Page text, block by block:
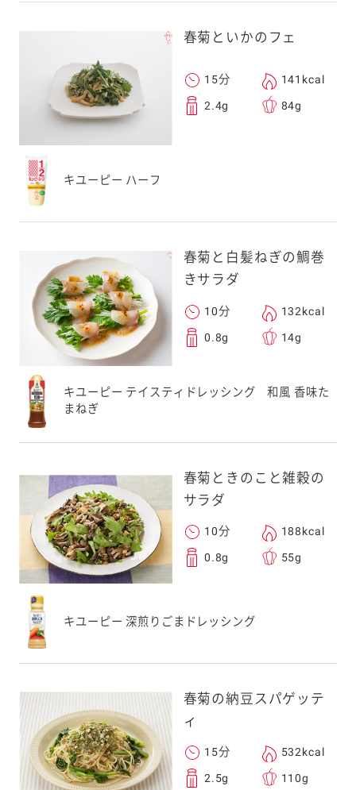
春菊といかのフェ
15分 141kcal
2.4g 84g
キユーピー ハーフ
春菊と白髪ねぎの鯛巻
きサラダ
10分 132kcal
0.8g 14g
キユーピー テイスティドレッシング 和風 香味た
まねぎ
春菊ときのこと雑穀の
サラダ
10分 188kcal
0.8g 55g
キユーピー 深煎りごまドレッシング
春菊の納豆スパゲッテ
ィ
15分 532kcal
2.5g 110g